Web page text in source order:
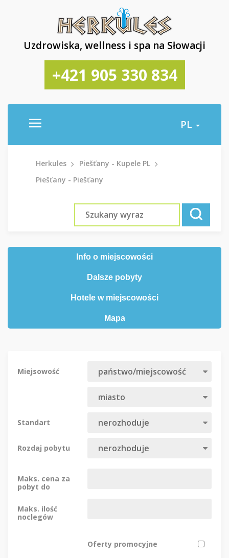
Uzdrowiska, wellness i spa na Słowacji
+421 905 330 834
PL
Herkules
Piešťany - Kupele PL
Piešťany - Piešťany
Info o miejscowości
Dalsze pobyty
Hotele w miejscowości
Mapa
Miejsowość
Standart
Rozdaj pobytu
Maks. cena za
pobyt do
Maks. ilość
noclegów
Oferty promocyjne